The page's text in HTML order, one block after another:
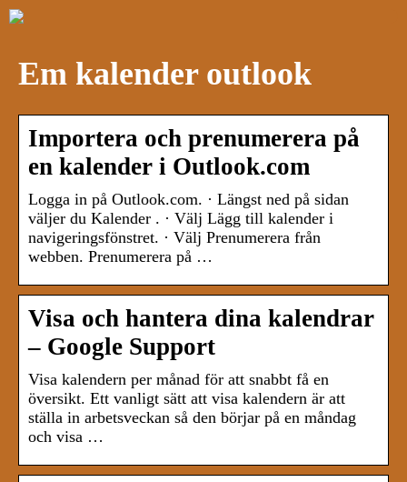
Em kalender outlook
Importera och prenumerera på
en kalender i Outlook.com
Logga in på Outlook.com. · Längst ned på sidan
väljer du Kalender . · Välj Lägg till kalender i
navigeringsfönstret. · Välj Prenumerera från
webben. Prenumerera på …
Visa och hantera dina kalendrar
– Google Support
Visa kalendern per månad för att snabbt få en
översikt. Ett vanligt sätt att visa kalendern är att
ställa in arbetsveckan så den börjar på en måndag
och visa …